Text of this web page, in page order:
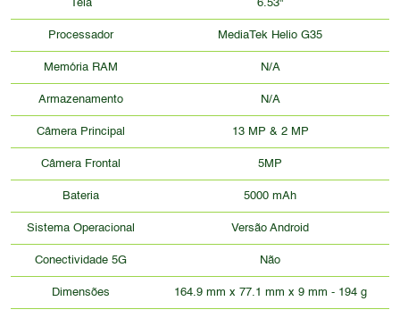
Tela 6.53"
Processador MediaTek Helio G35
Memória RAM N/A
Armazenamento N/A
Câmera Principal 13 MP & 2 MP
Câmera Frontal 5MP
Bateria 5000 mAh
Sistema Operacional Versão Android
Conectividade 5G Não
Dimensões 164.9 mm x 77.1 mm x 9 mm - 194 g